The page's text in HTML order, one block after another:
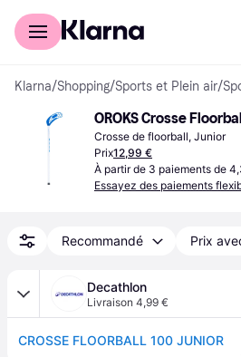
Acheter avec Klarna
Klarna/Shopping/Sports et Plein air/
OROKS Crosse
Crosse de floorball, Junior
Prix12,99 €
À partir de 3 paiements de
Essayez des paiements
Recommandé Prix
Decathlon
Livraison 4,99 €
CROSSE FLOORBALL 100 JUNIOR